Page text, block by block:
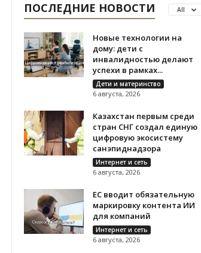
ПОСЛЕДНИЕ НОВОСТИ All
Новые технологии на
дому: дети с
инвалидностью делают
успехи в рамках...
Дети и материнство
6 августа, 2026
Казахстан первым среди
стран СНГ создал единую
цифровую экосистему
санэпиднадзора
Интернет и сеть
6 августа, 2026
ЕС вводит обязательную
маркировку контента ИИ
для компаний
Интернет и сеть
6 августа, 2026